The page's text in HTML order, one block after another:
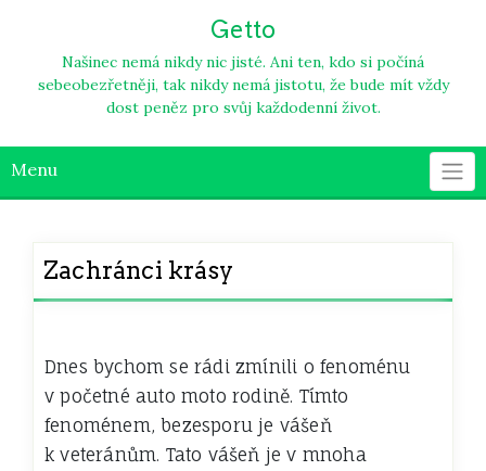
Getto
Našinec nemá nikdy nic jisté. Ani ten, kdo si počíná
sebeobezřetněji, tak nikdy nemá jistotu, že bude mít vždy
dost peněz pro svůj každodenní život.
Menu
Zachránci krásy
Dnes bychom se rádi zmínili o fenoménu
v početné auto moto rodině. Tímto
fenoménem, bezesporu je vášeň
k veteránům. Tato vášeň je v mnoha